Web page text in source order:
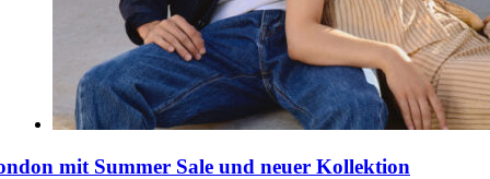
mit Summer Sale und neuer Kollektion